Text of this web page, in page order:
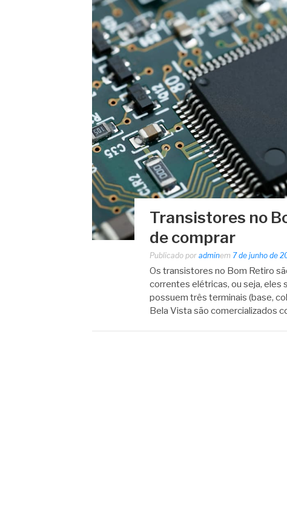
Transistores no
de comprar
Publicado por adminem 7 de junho de
Os transistores no Bom Retiro
correntes elétricas, ou seja,
possuem três terminais (base,
Bela Vista são comercializados